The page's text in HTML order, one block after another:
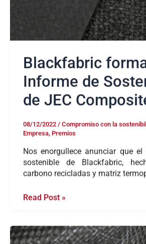
Blackfabric
Informe de
de JEC
08/12/2022 / Compromiso con la
Empresa, Premios
Nos enorgullece anunciar que
sostenible de Blackfabric,
carbono recicladas y matriz
Read Post »
Nueva
generación